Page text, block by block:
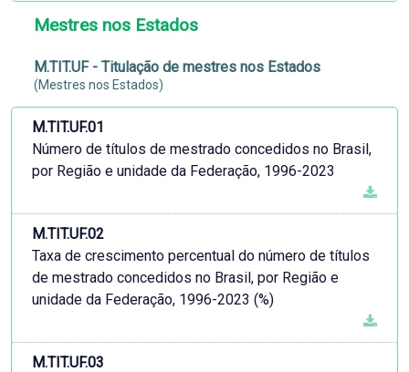
Mestres nos Estados
M.TIT.UF - Titulação de mestres nos Estados
(Mestres nos Estados)
M.TIT.UF.01
Número de títulos de mestrado concedidos no Brasil,
por Região e unidade da Federação, 1996-2023
M.TIT.UF.02
Taxa de crescimento percentual do número de títulos
de mestrado concedidos no Brasil, por Região e
unidade da Federação, 1996-2023 (%)
M.TIT.UF.03